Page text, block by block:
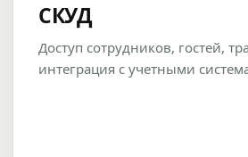
СКУД
Доступ сотрудников, гостей,
интеграция с учетными